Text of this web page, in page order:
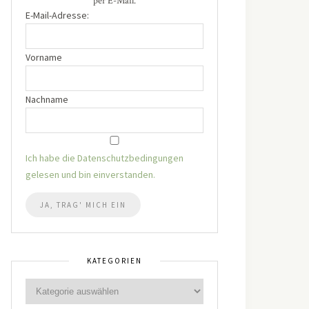
E-Mail-Adresse:
Vorname
Nachname
Ich habe die Datenschutzbedingungen
gelesen und bin einverstanden.
KATEGORIEN